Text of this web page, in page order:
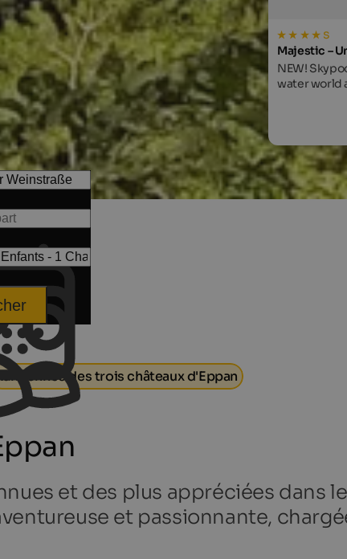
s
from 122 €
Majestic – Unique Spa Resort
NEW! Skypool, large event sauna, family
water world and much more.
Hotel
des trois châteaux d'Eppan
et des plus appréciées dans
et passionnante,